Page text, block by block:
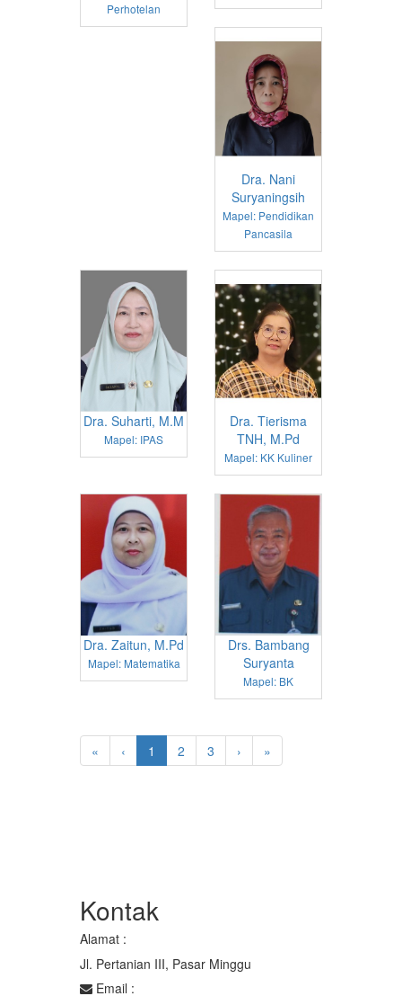
Perhotelan
Dra. Nani
Suryaningsih
Mapel: Pendidikan
Pancasila
Dra. Suharti, M.M
Mapel: IPAS
Dra. Tierisma
TNH, M.Pd
Mapel: KK Kuliner
Dra. Zaitun, M.Pd
Mapel: Matematika
Drs. Bambang
Suryanta
Mapel: BK
« ‹ 1 2 3 › »
Kontak
Alamat :
Jl. Pertanian III, Pasar Minggu
Email :